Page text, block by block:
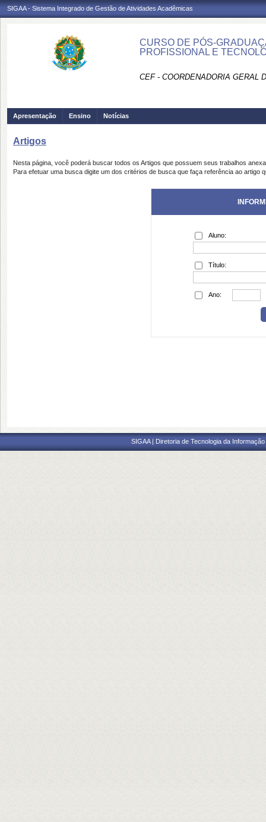
SIGAA - Sistema Integrado de Gestão de Atividades Acadêmicas
CURSO DE PÓS-
PROFISSIONAL E
CEF - COORDENADORIA GERAL
Apresentação Ensino Notícias
Artigos
Nesta página, você poderá buscar todos os Artigos que possuem seus trabalhos
Para efetuar uma busca digite um dos critérios de busca que faça referência ao artigo
Aluno:
Título:
Ano:
SIGAA | Diretoria de Tecnologia da